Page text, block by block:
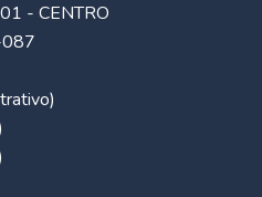
- CENTRO